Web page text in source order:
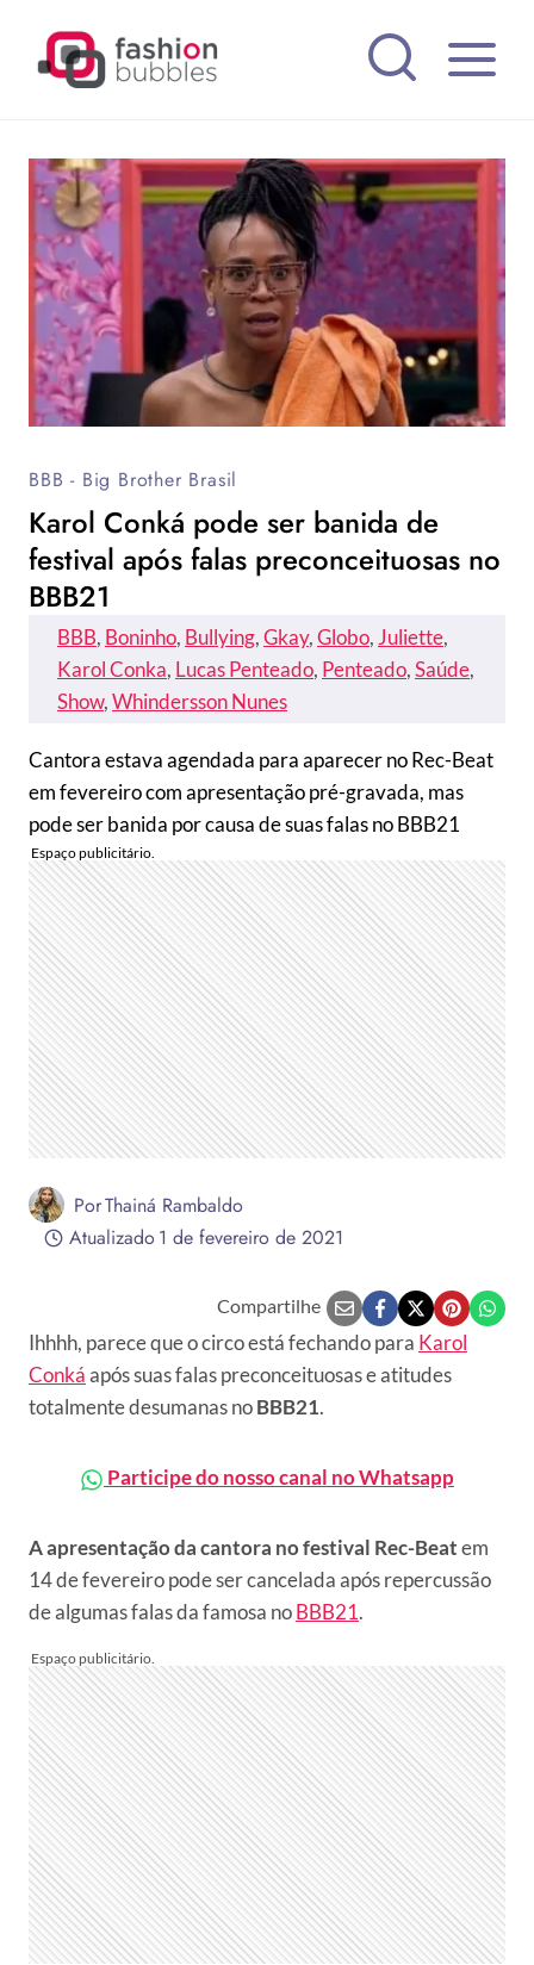
BBB - Big Brother Brasil
Karol Conká pode ser banida de
festival após falas preconceituosas no
BBB21
BBB, Boninho, Bullying, Gkay, Globo, Juliette
Karol Conka, Lucas Penteado, Penteado, Saúde
Show, Whindersson Nunes
Cantora estava agendada para aparecer no Rec-Beat
em fevereiro com apresentação pré-gravada, mas
pode ser banida por causa de suas falas no BBB21
PorThainá Rambaldo
Atualizado1 de fevereiro de 2021
Compartilhe
Ihhhh, parece que o circo está fechando para Karol
Conkáapós suas falas preconceituosas e atitudes
totalmente desumanas noBBB21.
Participe do nosso canal no Whatsapp
A apresentação da cantora no festival Rec-Beatem
14 de fevereiro pode ser cancelada após repercussão
de algumas falas da famosa noBBB21.